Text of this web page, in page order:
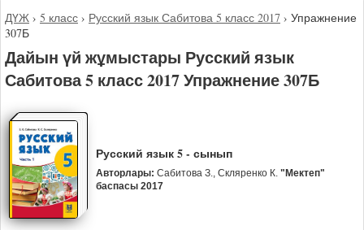
ДҮЖ › 5 класс › Русский язык Сабитова 5 класс 2017 › Упражнение
307Б
Дайын үй жұмыстары Русский язык
Сабитова 5 класс 2017 Упражнение 307Б
Русский язык 5 - сынып
Авторлары: Сабитова З., Скляренко К. "Мектеп"
баспасы 2017